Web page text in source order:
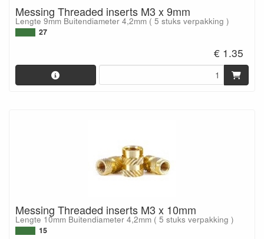
Messing Threaded inserts M3 x 9mm
Lengte 9mm Buitendiameter 4,2mm ( 5 stuks verpakking )
27
€ 1.35
Messing Threaded inserts M3 x 10mm
Lengte 10mm Buitendiameter 4,2mm ( 5 stuks verpakking )
15